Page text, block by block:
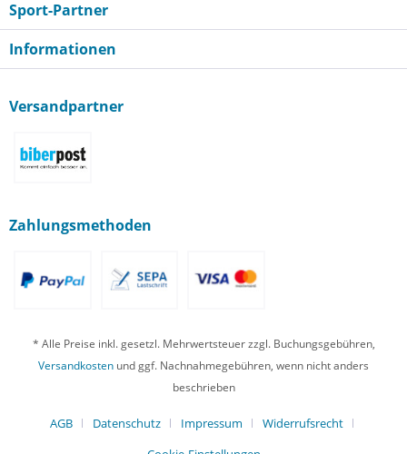
Sport-Partner
Informationen
Versandpartner
Zahlungsmethoden
* Alle Preise inkl. gesetzl. Mehrwertsteuer zzgl. Buchungsgebühren,
Versandkosten und ggf. Nachnahmegebühren, wenn nicht anders
beschrieben
AGB Datenschutz Impressum
Widerrufsrecht